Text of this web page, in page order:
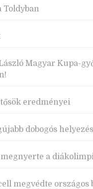
Toldyban
Magyar Kupa-
eredményei
dobogós
a
megvédte országos